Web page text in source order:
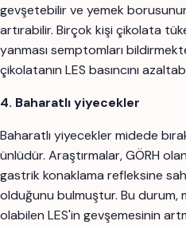
gevşetebilir ve yemek
artırabilir. Birçok kişi çikolata
yanması semptomları
çikolatanın LES basıncını
4. Baharatlı yiyecekler
Baharatlı yiyecekler midede
ünlüdür. Araştırmalar, GÖRH
gastrik konaklama refleksine
olduğunu bulmuştur. Bu durum,
olabilen LES'in gevşemesinin